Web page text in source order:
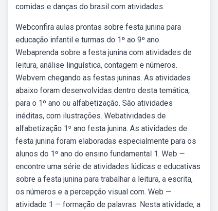
comidas e danças do brasil com atividades.
Webconfira aulas prontas sobre festa junina para
educação infantil e turmas do 1º ao 9º ano.
Webaprenda sobre a festa junina com atividades de
leitura, análise linguística, contagem e números.
Webvem chegando as festas juninas. As atividades
abaixo foram desenvolvidas dentro desta temática,
para o 1º ano ou alfabetização. São atividades
inéditas, com ilustrações. Webatividades de
alfabetização 1º ano festa junina. As atividades de
festa junina foram elaboradas especialmente para os
alunos do 1º ano do ensino fundamental 1. Web —
encontre uma série de atividades lúdicas e educativas
sobre a festa junina para trabalhar a leitura, a escrita,
os números e a percepção visual com. Web —
atividade 1 — formação de palavras. Nesta atividade, a